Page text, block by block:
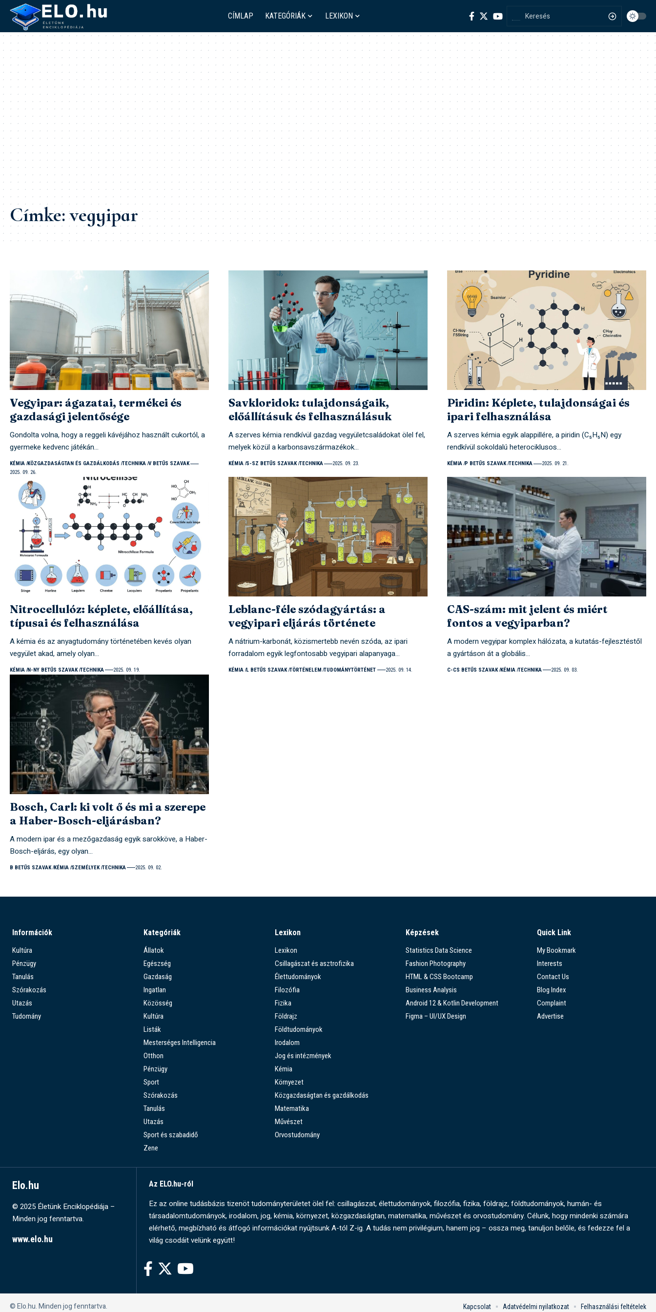
CÍMLAP KATEGÓRIÁK LEXIKON
Címke:vegyipar
Vegyipar: ágazatai, termékei és
gazdasági jelentősége
Gondolta volna, hogy a reggeli kávéjához használt cukortól, a
gyermeke kedvenc játékán…
KÉMIA KÖZGAZDASÁGTAN ÉS GAZDÁLKODÁS TECHNIKA V BETŰS SZAVAK
2025. 09. 26.
Savkloridok: tulajdonságaik,
előállításuk és felhasználásuk
A szerves kémia rendkívül gazdag vegyületcsaládokat ölel fel,
melyek közül a karbonsavszármazékok…
KÉMIA S-SZ BETŰS SZAVAK TECHNIKA 2025. 09. 23.
Piridin: Képlete, tulajdonságai és
ipari felhasználása
A szerves kémia egyik alappillére, a piridin (C₅H₅N) egy
rendkívül sokoldalú heterociklusos…
KÉMIA P BETŰS SZAVAK TECHNIKA 2025. 09. 21.
Nitrocellulóz: képlete, előállítása,
típusai és felhasználása
A kémia és az anyagtudomány történetében kevés olyan
vegyület akad, amely olyan…
KÉMIA N-NY BETŰS SZAVAK TECHNIKA 2025. 09. 19.
Leblanc-féle szódagyártás: a
vegyipari eljárás története
A nátrium-karbonát, közismertebb nevén szóda, az ipari
forradalom egyik legfontosabb vegyipari alapanyaga…
KÉMIA L BETŰS SZAVAK TÖRTÉNELEM TUDOMÁNYTÖRTÉNET 2025. 09. 14.
CAS-szám: mit jelent és miért
fontos a vegyiparban?
A modern vegyipar komplex hálózata, a kutatás-fejlesztéstől
a gyártáson át a globális…
C-CS BETŰS SZAVAK KÉMIA TECHNIKA 2025. 09. 03.
Bosch, Carl: ki volt ő és mi a szerepe
a Haber-Bosch-eljárásban?
A modern ipar és a mezőgazdaság egyik sarokköve, a Haber-
Bosch-eljárás, egy olyan…
B BETŰS SZAVAK KÉMIA SZEMÉLYEK TECHNIKA 2025. 09. 02.
Információk
Kultúra
Pénzügy
Tanulás
Szórakozás
Utazás
Tudomány
Kategóriák
Állatok
Egészség
Gazdaság
Ingatlan
Közösség
Kultúra
Listák
Mesterséges Intelligencia
Otthon
Pénzügy
Sport
Szórakozás
Tanulás
Utazás
Sport és szabadidő
Zene
Lexikon
Lexikon
Csillagászat és asztrofizika
Élettudományok
Filozófia
Fizika
Földrajz
Földtudományok
Irodalom
Jog és intézmények
Kémia
Környezet
Közgazdaságtan és gazdálkodás
Matematika
Művészet
Orvostudomány
Képzések
Statistics Data Science
Fashion Photography
HTML & CSS Bootcamp
Business Analysis
Android 12 & Kotlin Development
Figma – UI/UX Design
Quick Link
My Bookmark
Interests
Contact Us
Blog Index
Complaint
Advertise
Elo.hu
© 2025 Életünk Enciklopédiája –
Minden jog fenntartva.
www.elo.hu
Az ELO.hu-ról
Ez az online tudásbázis tizenöt tudományterületet ölel fel: csillagászat, élettudományok, filozófia, fizika, földrajz, földtudományok, humán- és
társadalomtudományok, irodalom, jog, kémia, környezet, közgazdaságtan, matematika, művészet és orvostudomány. Célunk, hogy mindenki számára
elérhető, megbízható és átfogó információkat nyújtsunk A-tól Z-ig. A tudás nem privilégium, hanem jog – ossza meg, tanuljon belőle, és fedezze fel a
világ csodáit velünk együtt!
© Elo.hu. Minden jog fenntartva. Kapcsolat Adatvédelmi nyilatkozat Felhasználási feltételek